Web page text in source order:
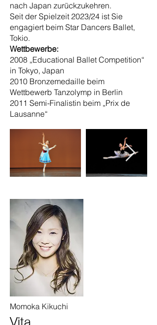
nach Japan zurückzukehren.
Seit der Spielzeit 2023/24 ist Sie
engagiert beim Star Dancers Ballet,
Tokio.
Wettbewerbe:
2008 „Educational Ballet Competition“
in Tokyo, Japan
2010 Bronzemedaille beim
Wettbewerb Tanzolymp in Berlin
2011 Semi-Finalistin beim „Prix de
Lausanne“
Momoka Kikuchi
Vita